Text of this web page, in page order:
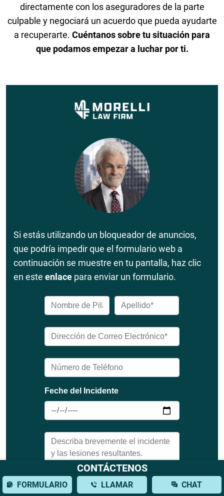
directamente con los aseguradores de la parte
culpable y negociará un acuerdo que pueda ayudarte
a recuperarte. Cuéntanos sobre tu situación para
que podamos empezar a luchar por ti.
Si estás utilizando un bloqueador de anuncios,
que podría impedir que el formulario web a
continuación se muestre en tu pantalla, haz clic
en este enlace para enviar un formulario.
CONTÁCTENOS
FORMULARIO LLAMAR CHAT